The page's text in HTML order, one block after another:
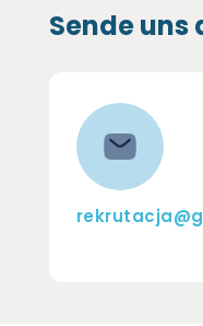
Sende uns